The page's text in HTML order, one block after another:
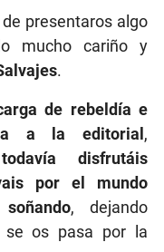
presentaros algo
mucho cariño y
.
de rebeldía e
a la editorial,
disfrutáis
por el mundo
, dejando
se os pasa por la